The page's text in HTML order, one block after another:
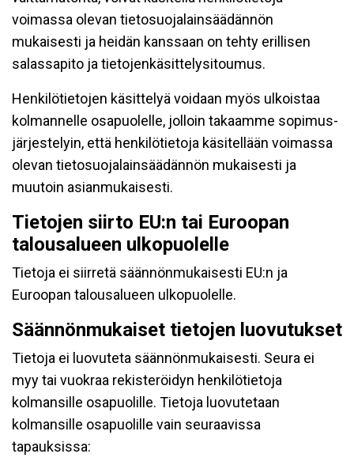
voimassa olevan tietosuojalainsäädännön
mukaisesti ja heidän kanssaan on tehty erillisen
salassapito ja tietojenkäsittelysitoumus.
Henkilötietojen käsittelyä voidaan myös ulkoistaa
kolmannelle osapuolelle, jolloin takaamme sopimus-
järjestelyin, että henkilötietoja käsitellään voimassa
olevan tietosuojalainsäädännön mukaisesti ja
muutoin asianmukaisesti.
Tietojen siirto EU:n tai Euroopan
talousalueen ulkopuolelle
Tietoja ei siirretä säännönmukaisesti EU:n ja
Euroopan talousalueen ulkopuolelle.
Säännönmukaiset tietojen luovutukset
Tietoja ei luovuteta säännönmukaisesti. Seura ei
myy tai vuokraa rekisteröidyn henkilötietoja
kolmansille osapuolille. Tietoja luovutetaan
kolmansille osapuolille vain seuraavissa
tapauksissa: